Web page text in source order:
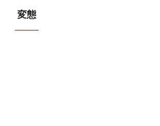
変態